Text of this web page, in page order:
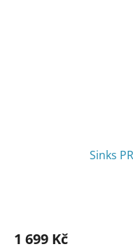
Sinks
1 699 Kč